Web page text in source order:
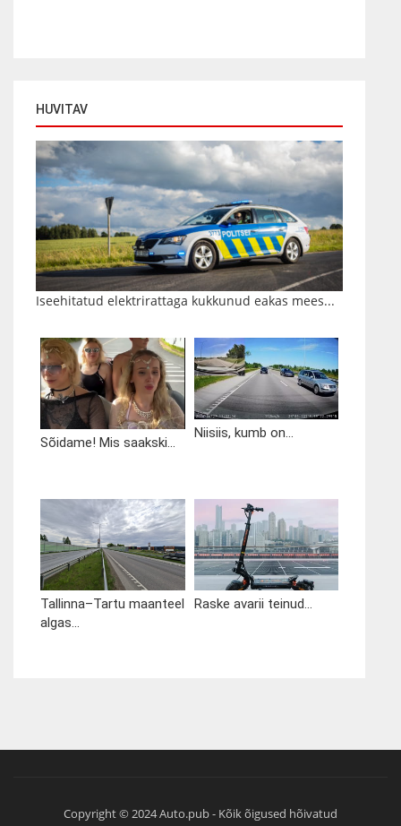
HUVITAV
Iseehitatud elektrirattaga kukkunud eakas mees...
Sõidame! Mis saakski...
Niisiis, kumb on...
Tallinna–Tartu maanteel
algas...
Raske avarii teinud...
Copyright © 2024 Auto.pub - Kõik õigused hõivatud